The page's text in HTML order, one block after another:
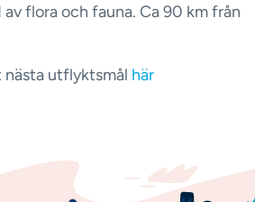
flora och fauna. Ca 90 km från
utflyktsmål här